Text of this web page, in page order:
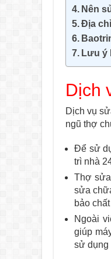
Nên
Địa
Lưu ý
Dịch
Dịch vụ
ngũ thợ
Để sử
trì nhà
Thợ sửa
sửa
bảo
Ngoài
giúp
sử dụng